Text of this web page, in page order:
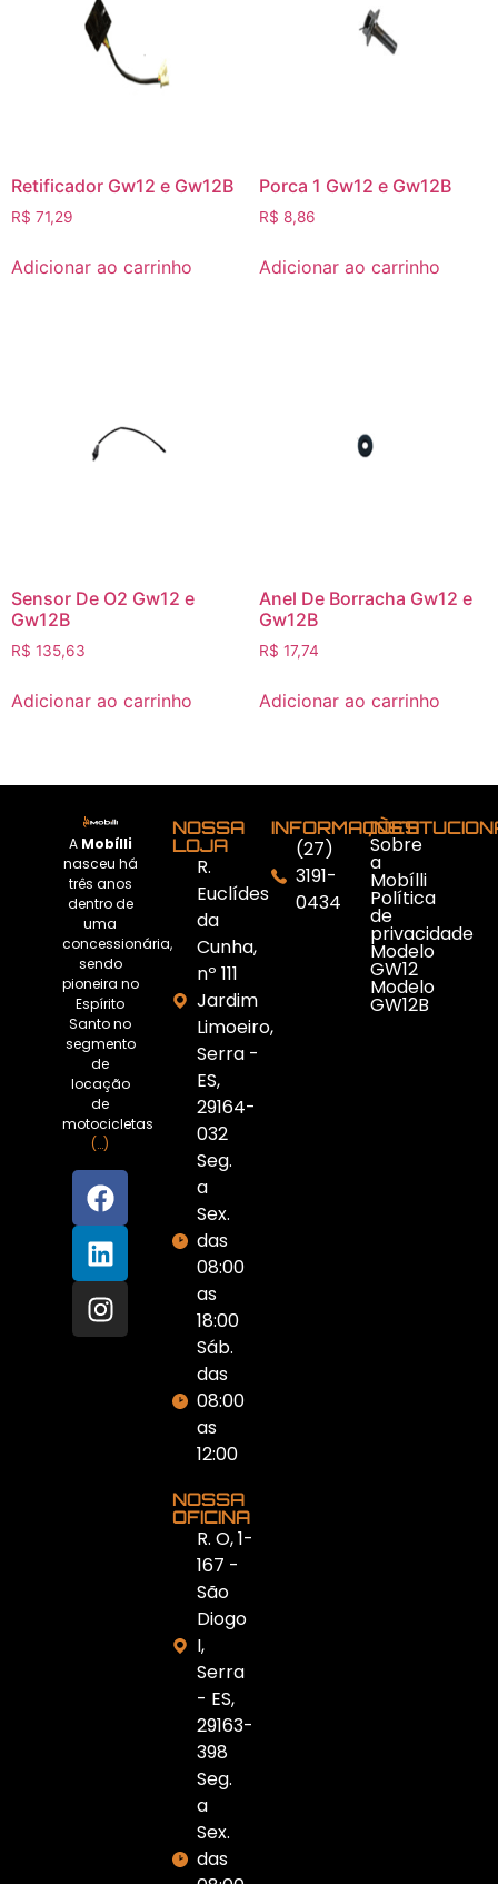
Retificador Gw12 e Gw12B
R$ 71,29
Adicionar ao carrinho
Porca 1 Gw12 e Gw12B
R$ 8,86
Adicionar ao carrinho
Sensor De O2 Gw12 e
Gw12B
R$ 135,63
Adicionar ao carrinho
Anel De Borracha Gw12 e
Gw12B
R$ 17,74
Adicionar ao carrinho
A Mobílli
nasceu há
três anos
dentro de
uma
concessionária,
sendo
pioneira no
Espírito
Santo no
segmento
de
locação
de
motocicletas
(…)
NOSSA
LOJA
R.
Euclídes
da
Cunha,
nº 111
Jardim
Limoeiro,
Serra -
ES,
29164-
032
Seg.
a
Sex.
das
08:00
as
18:00
Sáb.
das
08:00
as
12:00
NOSSA
OFICINA
R. O, 1-
167 -
São
Diogo
I,
Serra
- ES,
29163-
398
Seg.
a
Sex.
das
INFORMAÇÕES
(27)
3191-
0434
Sobre
a
Mobílli
Política
de
privacidade
Modelo
GW12
Modelo
GW12B